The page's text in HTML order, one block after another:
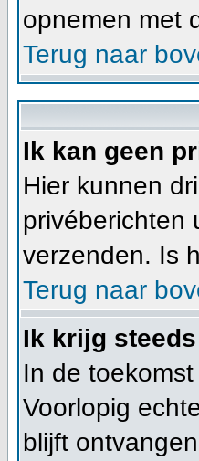
opnemen met
Terug naar
Ik kan geen
Hier kunnen
privéberichten
verzenden. Is
Terug naar
Ik krijg
In de
Voorlopig
blijft